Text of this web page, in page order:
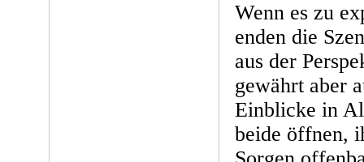
Wenn es zu
enden die
aus der
gewährt aber
Einblicke in
beide öffnen,